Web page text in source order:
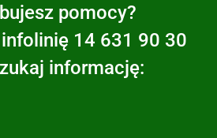
pomocy?
14 631 90 30
informację: